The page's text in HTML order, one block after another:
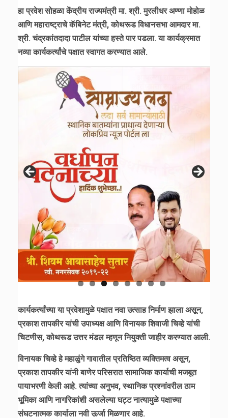
हा प्रवेश सोहळा केंद्रीय राज्यमंत्री मा. श्री. मुरलीधर अण्णा मोहोळ
आणि महाराष्ट्राचे कॅबिनेट मंत्री, कोथरूड विधानसभा आमदार मा.
श्री. चंद्रकांतदादा पाटील यांच्या हस्ते पार पडला. या कार्यक्रमात
नव्या कार्यकर्त्यांचे पक्षात स्वागत करण्यात आले.
कार्यकर्त्यांच्या या प्रवेशामुळे पक्षात नवा उत्साह निर्माण झाला असून,
प्रकाश तापकीर यांची उपाध्यक्ष आणि विनायक शिवाजी चिव्हे यांची
चिटणीस, कोथरूड उत्तर मंडल म्हणून नियुक्ती जाहीर करण्यात आली.
विनायक चिव्हे हे महाळुंगे गावातील प्रतिष्ठित व्यक्तिमत्व असून,
प्रकाश तापकीर यांनी बाणेर परिसरात सामाजिक कार्याची मजबूत
पायाभरणी केली आहे. त्यांच्या अनुभव, स्थानिक प्रश्नांवरील ठाम
भूमिका आणि नागरिकांशी असलेल्या घट्ट नात्यामुळे पक्षाच्या
संघटनात्मक कार्याला नवी ऊर्जा मिळणार आहे.